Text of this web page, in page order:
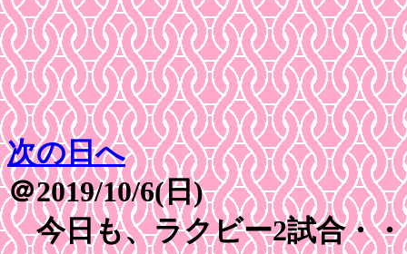
次の日へ
＠2019/10/6(日)
今日も、ラクビー2試合・・